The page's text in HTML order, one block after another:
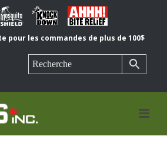
pour les commandes de plus de 100$